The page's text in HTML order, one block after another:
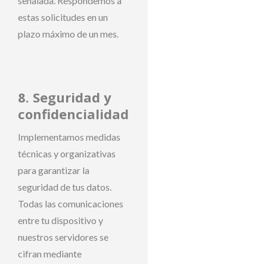
estas solicitudes en un
plazo máximo de un mes.
8. Seguridad y
confidencialidad
Implementamos medidas
técnicas y organizativas
para garantizar la
seguridad de tus datos.
Todas las comunicaciones
entre tu dispositivo y
nuestros servidores se
cifran mediante